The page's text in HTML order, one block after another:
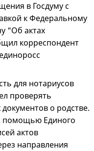
в Госдуму с
к Федеральному
"Об актах
корреспондент
для нотариусов
проверять
о родстве.
помощью Единого
актов
направления